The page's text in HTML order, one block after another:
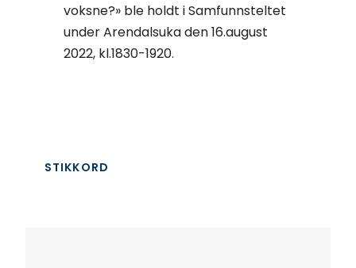
voksne?» ble holdt i Samfunnsteltet
under Arendalsuka den 16.august
2022, kl.1830-1920.
STIKKORD